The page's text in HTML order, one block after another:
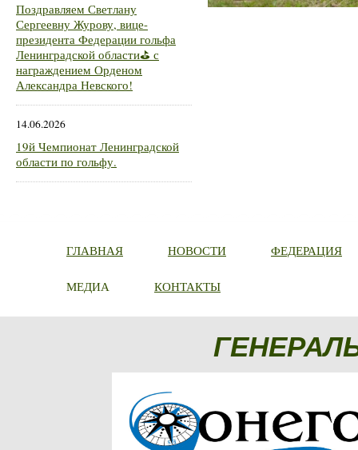
Поздравляем Светлану
Сергеевну Журову, вице-
президента Федерации гольфа
Ленинградской области⛳ с
награждением Орденом
Александра Невского!
14.06.2026
19й Чемпионат Ленинградской
области по гольфу.
ГЛАВНАЯ НОВОСТИ ФЕДЕРАЦИЯ
МЕДИА КОНТАКТЫ